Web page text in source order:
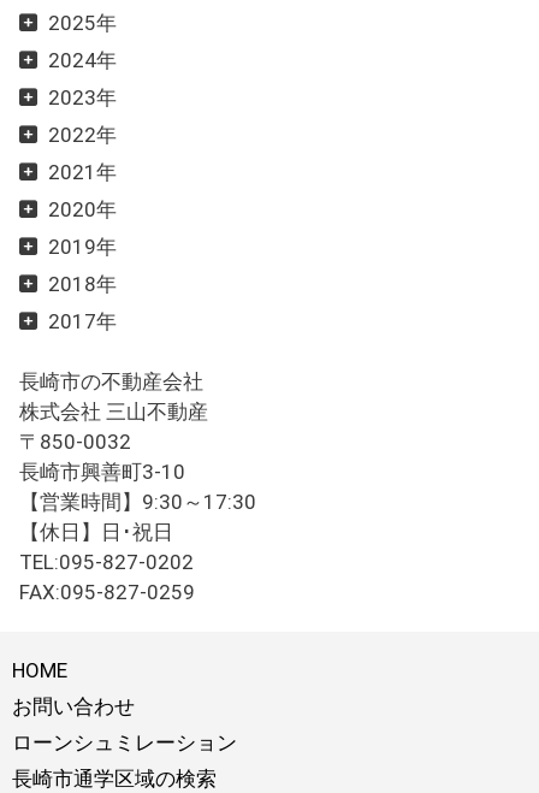
2025年
2024年
2023年
2022年
2021年
2020年
2019年
2018年
2017年
長崎市の不動産会社
株式会社 三山不動産
〒850-0032
長崎市興善町3-10
【営業時間】9:30～17:30
【休日】日･祝日
TEL:095-827-0202
FAX:095-827-0259
HOME
お問い合わせ
ローンシュミレーション
長崎市通学区域の検索